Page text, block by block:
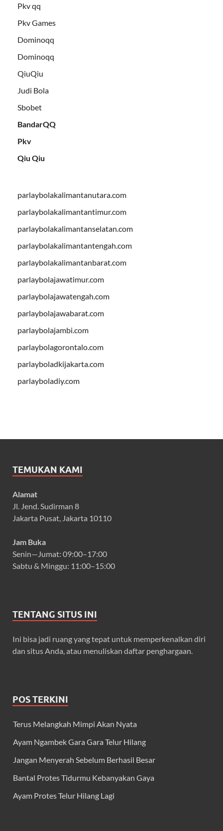
Pkv qq
Pkv Games
Dominoqq
Dominoqq
QiuQiu
Judi Bola
Sbobet
BandarQQ
Pkv
Qiu Qiu
parlaybolakalimantanutara.com
parlaybolakalimantantimur.com
parlaybolakalimantanselatan.com
parlaybolakalimantantengah.com
parlaybolakalimantanbarat.com
parlaybolajawatimur.com
parlaybolajawatengah.com
parlaybolajawabarat.com
parlaybolajambi.com
parlaybolagorontalo.com
parlayboladkijakarta.com
parlayboladiy.com
TEMUKAN KAMI
Alamat
Jl. Jend. Sudirman 8
Jakarta Pusat, Jakarta 10110
Jam Buka
Senin—Jumat: 09:00–17:00
Sabtu & Minggu: 11:00–15:00
TENTANG SITUS INI
Ini bisa jadi ruang yang tepat untuk memperkenalkan diri
dan situs Anda, atau menuliskan daftar penghargaan.
POS TERKINI
Terus Melangkah Mimpi Akan Nyata
Ayam Ngambek Gara Gara Telur Hilang
Jangan Menyerah Sebelum Berhasil Besar
Bantal Protes Tidurmu Kebanyakan Gaya
Ayam Protes Telur Hilang Lagi